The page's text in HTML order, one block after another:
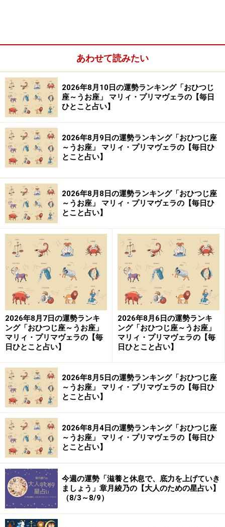
この時間は、しっかり働く、思い切り遊ぶ、きちんと学
とラクになるはず。また、その場所が美しく整っている
ことも、大事な条件に。
【処方箋】
・ 心地よい場所
早い者勝ちで、好きな場所を取るシステムの中では、あ
なたは整いません。
人一倍気を使いやすく、周りの動きに気を散らされやす
いので、お金を払っても、自分の定位置を確保するとよ
さそう。
指定席を買う、パーソナルトレーニングを受けるな
ど、“自分だけの場所”で、やっと一息つくことができま
す。
もし、いつもの場所を誰か他の人に取られているなら、
その日は、別のことをするように変更したほうが、心豊
かに過ごせるはず。
・美意識を高める場所
美は、永遠のテーマ。
美術館などのアートスペースで感性を高めたり、美容院
やエステサロンで美しさに磨きをかけたりすることで整
います。
また、誰かが用意してくれたキレイを受け取るのではな
く、あなただけのとっておきを探すのも、オススメで
す。美しい夜景を見に行く、朝焼けや夕焼けを楽しむ、
満開の花や紅葉狩りに行くなど、いかが。
あわせて読みたい
2026年8月10日の運勢ランキング「おひつじ
座～うお座」 マリィ・プリマヴェラの【毎日
ひとこと占い】
2026年8月9日の運勢ランキング「おひつじ座
～うお座」 マリィ・プリマヴェラの【毎日ひ
とこと占い】
2026年8月8日の運勢ランキング「おひつじ座
～うお座」 マリィ・プリマヴェラの【毎日ひ
とこと占い】
2026年8月7日の運勢ランキ
ング「おひつじ座～うお座」
マリィ・プリマヴェラの【毎
日ひとこと占い】
2026年8月6日の運勢ランキ
ング「おひつじ座～うお座」
マリィ・プリマヴェラの【毎
日ひとこと占い】
2026年8月5日の運勢ランキング「おひつじ座
～うお座」 マリィ・プリマヴェラの【毎日ひ
とこと占い】
2026年8月4日の運勢ランキング「おひつじ座
～うお座」 マリィ・プリマヴェラの【毎日ひ
とこと占い】
今週の運勢「滋養と休息で、底力を上げていき
ましょう」章月綾乃の【大人のための星占い】
（8/3～8/9）